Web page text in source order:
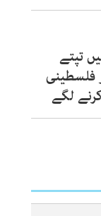
تپتے
فلسطینی
لگے